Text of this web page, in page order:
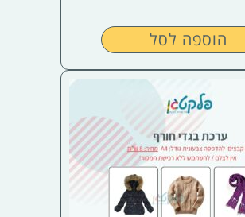
הוספה לסל